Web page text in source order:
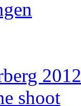
2012
shoot